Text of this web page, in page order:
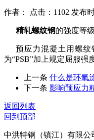
作者： 点击：1102 发布
精轧螺纹钢的强度等级
预应力混凝土用螺
为“PSB”加上规定屈服强
上一条 什么是环氧
下一条 影响预应力
返回列表
回到顶部
中洪特钢（镇江）有限